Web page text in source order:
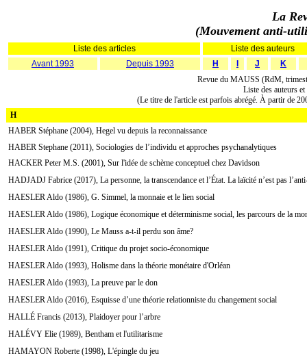
La
(Mouvement anti-
Liste des articles
Liste des auteurs
Avant 1993
Depuis 1993 H J
K
Revue du MAUSS (RdM,
Liste des auteurs
(Le titre de l'article est parfois abrégé. À partir de
H
HABER Stéphane (2004), Hegel vu depuis la reconnaissance
HABER Stephane (2011), Sociologies de l’individu et approches psychanalytiques
HACKER Peter M.S. (2001), Sur l'idée de schème conceptuel chez Davidson
HADJADJ Fabrice (2017), La personne, la transcendance et l’État. La laïcité n’est pas
HAESLER Aldo (1986), G. Simmel, la monnaie et le lien social
HAESLER Aldo (1986), Logique économique et déterminisme social, les parcours de la
HAESLER Aldo (1990), Le Mauss a-t-il perdu son âme?
HAESLER Aldo (1991), Critique du projet socio-économique
HAESLER Aldo (1993), Holisme dans la théorie monétaire d'Orléan
HAESLER Aldo (1993), La preuve par le don
HAESLER Aldo (2016), Esquisse d’une théorie relationniste du changement social
HALLÉ Francis (2013), Plaidoyer pour l’arbre
HALÉVY Elie (1989), Bentham et l'utilitarisme
HAMAYON Roberte (1998), L'épingle du jeu